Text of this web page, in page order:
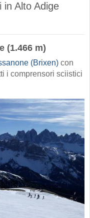
in Alto Adige
(1.466 m)
(Brixen) con
i comprensori sciistici